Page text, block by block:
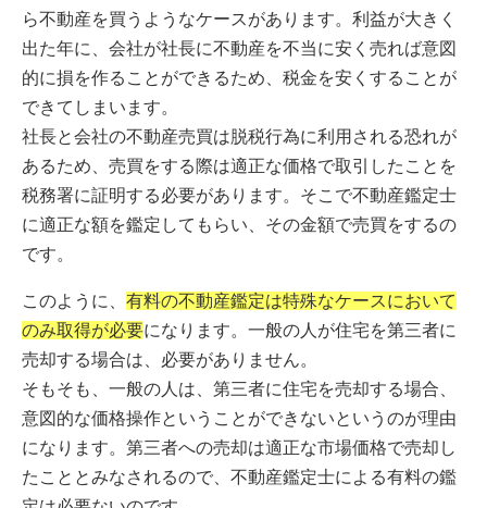
ら不動産を買うようなケースがあります。利益が大きく
出た年に、会社が社長に不動産を不当に安く売れば意図
的に損を作ることができるため、税金を安くすることが
できてしまいます。
社長と会社の不動産売買は脱税行為に利用される恐れが
あるため、売買をする際は適正な価格で取引したことを
税務署に証明する必要があります。そこで不動産鑑定士
に適正な額を鑑定してもらい、その金額で売買をするの
です。
このように、 有料の不動産鑑定は特殊なケースにおいて
のみ取得が必要になります。一般の人が住宅を第三者に
売却する場合は、必要がありません。
そもそも、一般の人は、第三者に住宅を売却する場合、
意図的な価格操作ということができないというのが理由
になります。第三者への売却は適正な市場価格で売却し
たこととみなされるので、不動産鑑定士による有料の鑑